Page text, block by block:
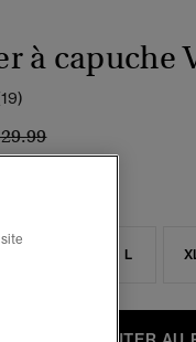
à capuche
réduit de
à
%
L